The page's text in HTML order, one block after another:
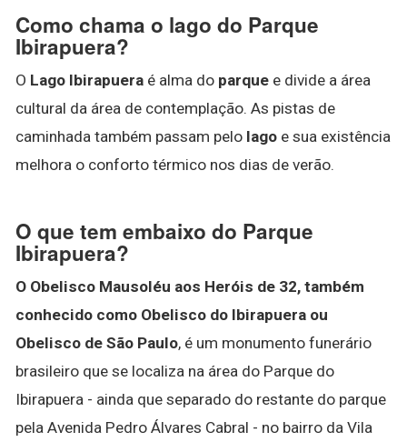
Como chama o lago do Parque
Ibirapuera?
O Lago Ibirapuera é alma do parque e divide a área
cultural da área de contemplação. As pistas de
caminhada também passam pelo lago e sua existência
melhora o conforto térmico nos dias de verão.
O que tem embaixo do Parque
Ibirapuera?
O Obelisco Mausoléu aos Heróis de 32, também
conhecido como Obelisco do Ibirapuera ou
Obelisco de São Paulo, é um monumento funerário
brasileiro que se localiza na área do Parque do
Ibirapuera - ainda que separado do restante do parque
pela Avenida Pedro Álvares Cabral - no bairro da Vila